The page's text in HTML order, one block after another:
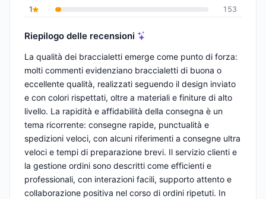
1
153
Riepilogo delle recensioni
La qualità dei braccialetti emerge come punto di forza:
molti commenti evidenziano braccialetti di buona o
eccellente qualità, realizzati seguendo il design inviato
e con colori rispettati, oltre a materiali e finiture di alto
livello. La rapidità e affidabilità della consegna è un
tema ricorrente: consegne rapide, punctualità e
spedizioni veloci, con alcuni riferimenti a consegne ultra
veloci e tempi di preparazione brevi. Il servizio clienti e
la gestione ordini sono descritti come efficienti e
professionali, con interazioni facili, supporto attento e
collaborazione positiva nel corso di ordini ripetuti. In